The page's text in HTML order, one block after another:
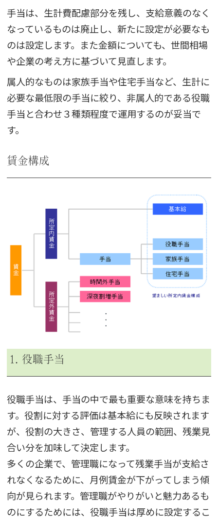
手当は、生計費配慮部分を残し、支給意義のなく
なっているものは廃止し、新たに設定が必要なも
のは設定します。また金額についても、世間相場
や企業の考え方に基づいて見直します。
属人的なものは家族手当や住宅手当など、生計に
必要な最低限の手当に絞り、非属人的である役職
手当と合わせ３種類程度で運用するのが妥当で
す。
賃金構成
1. 役職手当
役職手当は、手当の中で最も重要な意味を持ちま
す。役割に対する評価は基本給にも反映されます
が、役割の大きさ、管理する人員の範囲、残業見
合い分を加味して決定します。
多くの企業で、管理職になって残業手当が支給さ
れなくなるために、月例賃金が下がってしまう傾
向が見られます。管理職がやりがいと魅力あるも
のにするためには、役職手当は厚めに設定するこ